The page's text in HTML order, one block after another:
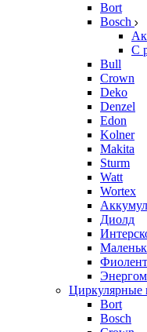
Bort
Bosch
С
Bull
Crown
Deko
Denzel
Edon
Kolner
Makita
Sturm
Watt
Wortex
Диолд
Фиолент
Циркулярные
Bort
Bosch